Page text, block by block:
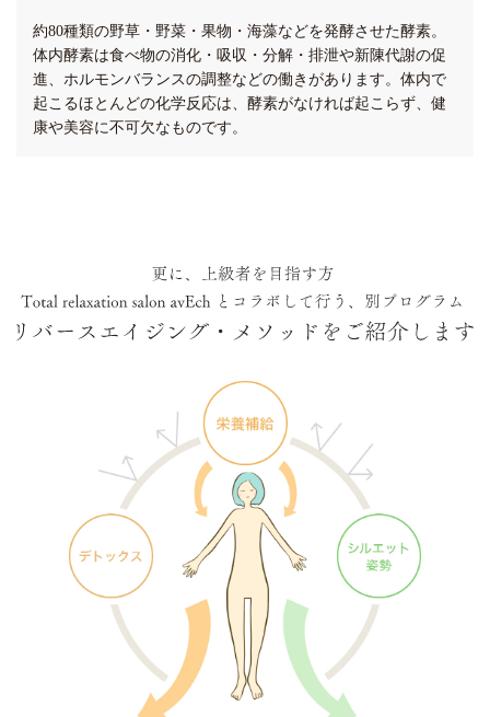
約80種類の野草・野菜・果物・海藻などを発酵させた酵素。
体内酵素は食べ物の消化・吸収・分解・排泄や新陳代謝の促
進、ホルモンバランスの調整などの働きがあります。体内で
起こるほとんどの化学反応は、酵素がなければ起こらず、健
康や美容に不可欠なものです。